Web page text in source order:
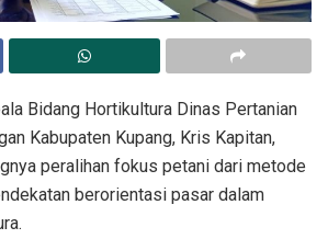
Bidang Hortikultura Dinas Pertanian
Kabupaten Kupang, Kris Kapitan,
peralihan fokus petani dari metode
berorientasi pasar dalam